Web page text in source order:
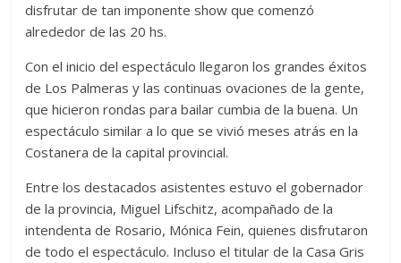
disfrutar de tan imponente show que comenzó
alrededor de las 20 hs.
Con el inicio del espectáculo llegaron los grandes éxitos
de Los Palmeras y las continuas ovaciones de la gente,
que hicieron rondas para bailar cumbia de la buena. Un
espectáculo similar a lo que se vivió meses atrás en la
Costanera de la capital provincial.
Entre los destacados asistentes estuvo el gobernador
de la provincia, Miguel Lifschitz, acompañado de la
intendenta de Rosario, Mónica Fein, quienes disfrutaron
de todo el espectáculo. Incluso el titular de la Casa Gris